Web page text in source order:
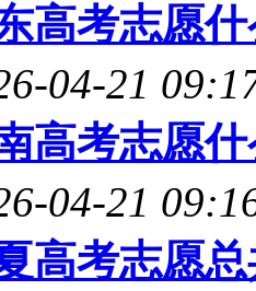
高考志愿
04-21
高考志愿
04-21
高考志愿